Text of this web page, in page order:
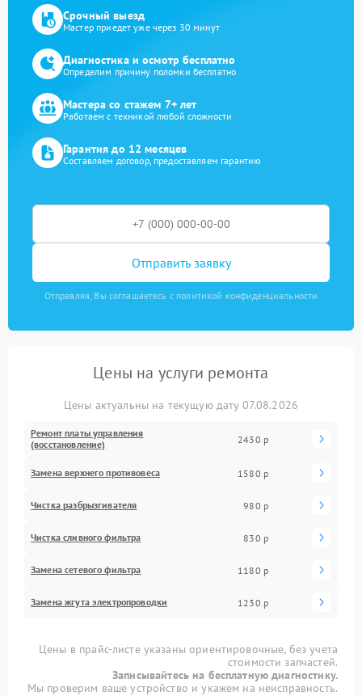
Срочный выезд
Мастер приедет уже через 30 минут
Диагностика и осмотр бесплатно
Определим причину поломки бесплатно
Мастера со стажем 7+ лет
Работаем с техникой любой сложности
Гарантия до 12 месяцев
Составляем договор, предоставляем гарантию
Отправить заявку
Отправляя, Вы соглашаетесь с политикой конфиденциальности
Цены на услуги ремонта
Цены актуальны на текущую дату 07.08.2026
Ремонт платы управления
(восстановление)
2430 р
Замена верхнего противовеса 1580 р
Чистка разбрызгивателя 980 р
Чистка сливного фильтра 830 р
Замена сетевого фильтра 1180 р
Замена жгута электропроводки 1230 р
Цены в прайс-листе указаны ориентировочные, без учета
стоимости запчастей.
Записывайтесь на бесплатную диагностику.
Мы проверим ваше устройство и укажем на неисправность.